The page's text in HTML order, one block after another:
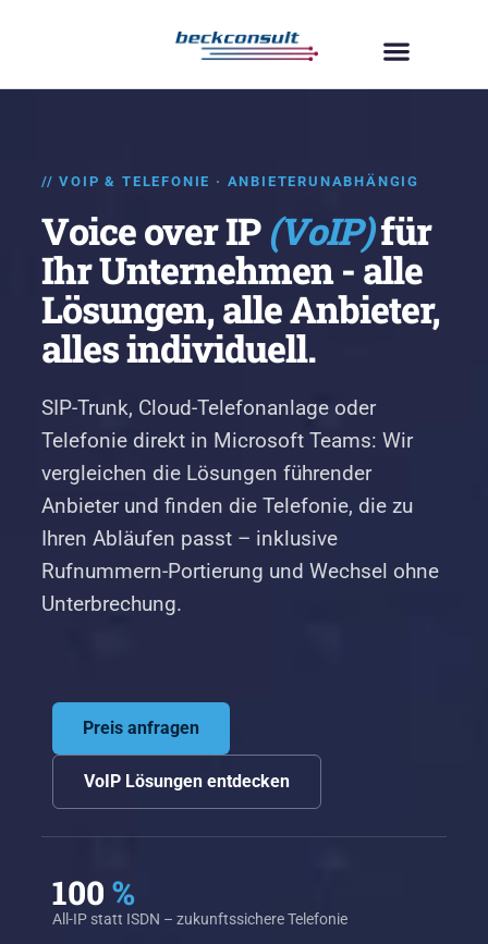
// VOIP & TELEFONIE · ANBIETERUNABHÄNGIG
Voice over IP (VoIP)für
Ihr Unternehmen - alle
Lösungen, alle Anbieter,
alles individuell.
SIP-Trunk, Cloud-Telefonanlage oder
Telefonie direkt in Microsoft Teams: Wir
vergleichen die Lösungen führender
Anbieter und finden die Telefonie, die zu
Ihren Abläufen passt – inklusive
Rufnummern-Portierung und Wechsel ohne
Unterbrechung.
Preis anfragen
VoIP Lösungen entdecken
100 %
All-IP statt ISDN – zukunftssichere Telefonie